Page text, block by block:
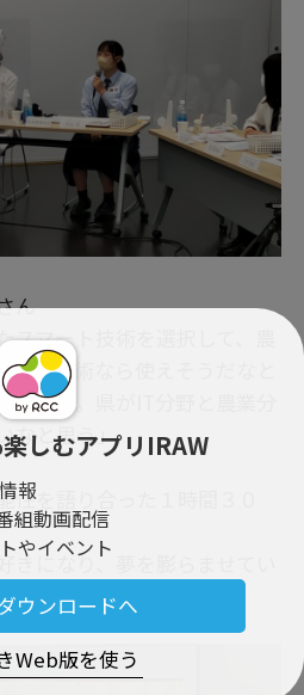
しむアプリIRAW
報
組動画配信
やイベント
ウンロードへ
Web版を使う
ん
スマート技術を選択して、農
んな技術なら使えそうだなと
と思う。県がIT分野と農業分
なと思う」
性を語り合った１時間３０
きになり、夢を膨らませてい